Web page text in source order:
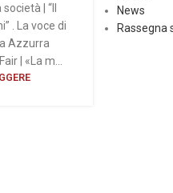
| “Il
. La voce di
Azzurra
| «La m...
News
Rassegna